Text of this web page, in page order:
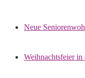
Neue
Weihnachtsfeier in